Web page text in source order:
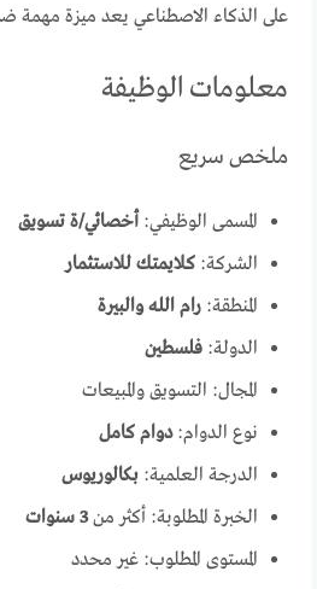
على الذكاء الاصطناعي يعد ميزة مهمة
معلومات الوظيفة
ملخص سريع
المسمى الوظيفي:أخصائي/ة تسويق
الشركة:كلايمتك للاستثمار
المنطقة:رام الله والبيرة
الدولة:فلسطين
المجال: التسويق والمبيعات
نوع الدوام:دوام كامل
الدرجة العلمية:بكالوريوس
الخبرة المطلوبة: أكثر من3 سنوات
المستوى المطلوب: غير محدد